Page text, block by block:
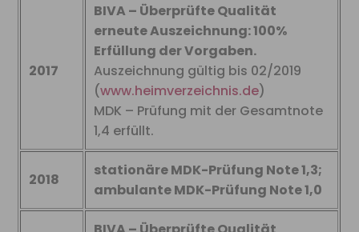
2017
BIVA – Überprüfte Qualität
erneute Auszeichnung: 100%
Erfüllung der Vorgaben.
Auszeichnung gültig bis 02/2019
(www.heimverzeichnis.de)
MDK – Prüfung mit der Gesamtnote
1,4 erfüllt.
2018
stationäre MDK-Prüfung Note 1,3;
ambulante MDK-Prüfung Note 1,0